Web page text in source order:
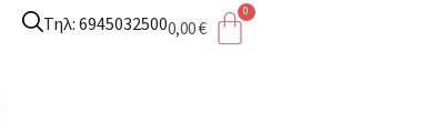
Τηλ: 69450325000,00€